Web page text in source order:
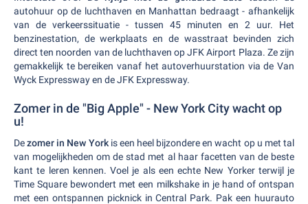
autohuur op de luchthaven en Manhattan bedraagt - afhankelijk
van de verkeerssituatie - tussen 45 minuten en 2 uur. Het
benzinestation, de werkplaats en de wasstraat bevinden zich
direct ten noorden van de luchthaven op JFK Airport Plaza. Ze zijn
gemakkelijk te bereiken vanaf het autoverhuurstation via de Van
Wyck Expressway en de JFK Expressway.
Zomer in de "Big Apple" - New York City wacht op
u!
Dezomer in New Yorkis een heel bijzondere en wacht op u met tal
van mogelijkheden om de stad met al haar facetten van de beste
kant te leren kennen. Voel je als een echte New Yorker terwijl je
Time Square bewondert met een milkshake in je hand of ontspan
met een ontspannen picknick in Central Park. Pak een huurauto